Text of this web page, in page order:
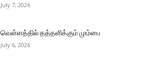
July 7, 2026
வெள்ளத்தில் தத்தளிக்கும் மும்பை
July 6, 2026